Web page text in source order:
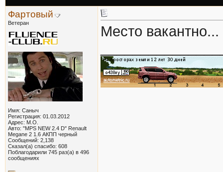
Фартовый
Ветеран
Имя: Саныч
Регистрация: 01.03.2012
Адрес: М.О.
Авто: "MPS NEW 2.4 D" Renault
Megane 2 1.6 АКПП черный
Сообщений: 2,138
Сказал(а) спасибо: 608
Поблагодарили 745 раз(а) в 496
сообщениях
Место вакантно...